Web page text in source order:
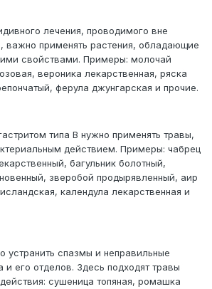
лечения, проводимого вне
важно применять растения, обладающие
свойствами. Примеры: молочай
вероника лекарственная, ряска
ферула джунгарская и прочие.
типа В нужно применять травы,
действием. Примеры: чабрец
багульник болотный,
зверобой продырявленный, аир
календула лекарственная и
устранить спазмы и неправильные
его отделов. Здесь подходят травы
сушеница топяная, ромашка